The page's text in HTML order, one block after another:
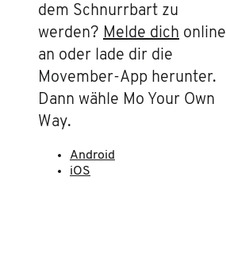
dem Schnurrbart zu
werden? Melde dich online
an oder lade dir die
Movember-App herunter.
Dann wähle Mo Your Own
Way.
Android
iOS